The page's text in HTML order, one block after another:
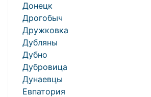
Донецк
Дрогобыч
Дружковка
Дубляны
Дубно
Дубровица
Дунаевцы
Евпатория